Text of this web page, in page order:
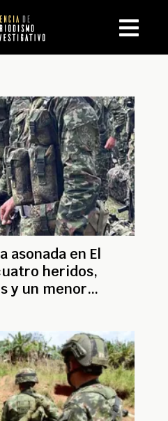
en El
heridos,
y un menor